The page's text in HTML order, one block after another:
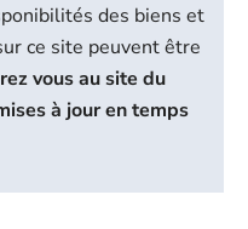
des biens et
ce site peuvent être
vous au site du
à jour en temps